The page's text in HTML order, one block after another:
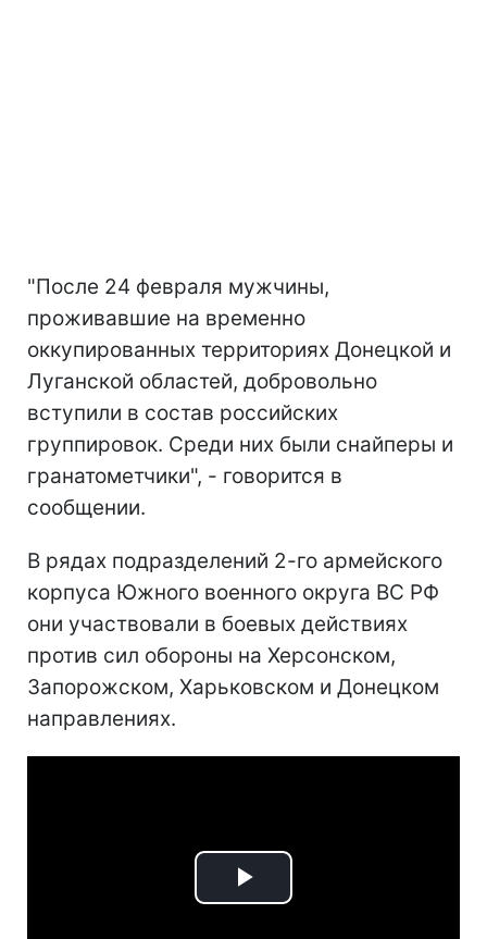
"После 24 февраля мужчины,
проживавшие на временно
оккупированных территориях Донецкой и
Луганской областей, добровольно
вступили в состав российских
группировок. Среди них были снайперы и
гранатометчики", - говорится в
сообщении.
В рядах подразделений 2-го армейского
корпуса Южного военного округа ВС РФ
они участвовали в боевых действиях
против сил обороны на Херсонском,
Запорожском, Харьковском и Донецком
направлениях.
Play